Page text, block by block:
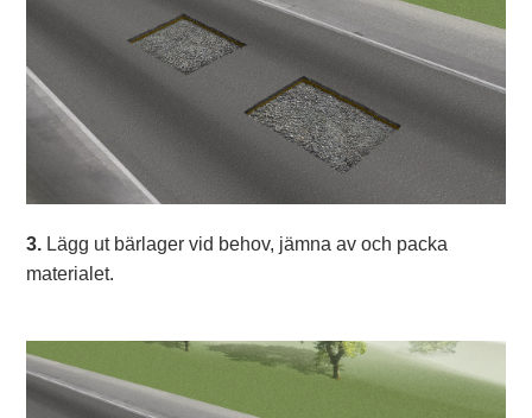
3. Lägg ut bärlager vid behov, jämna av och packa
materialet.